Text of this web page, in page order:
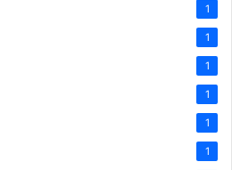
1
1
1
1
1
1